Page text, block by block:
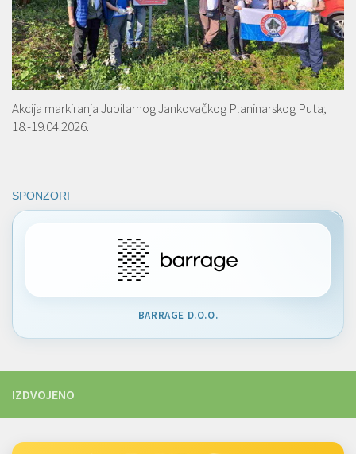
Akcija markiranja Jubilarnog Jankovačkog Planinarskog Puta;
18.-19.04.2026.
SPONZORI
BARRAGE D.O.O.
IZDVOJENO